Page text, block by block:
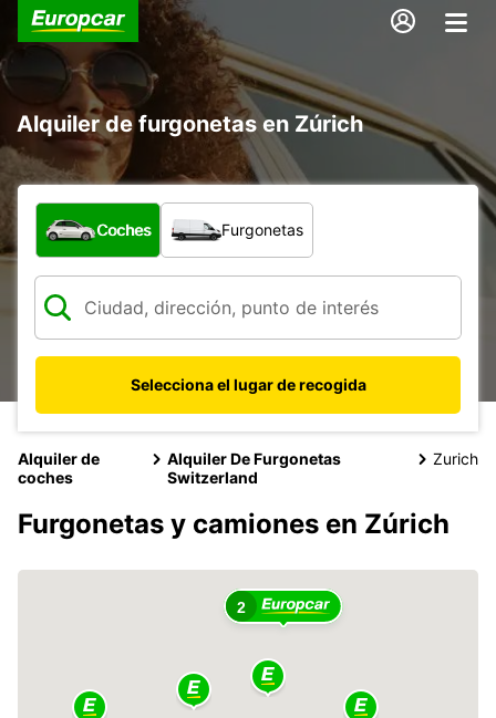
Alquiler de furgonetas en Zúrich
¿Qué tipo de vehículo?
Coches Furgonetas
Selecciona el lugar de recogida
Alquiler de
coches
Alquiler De Furgonetas
Switzerland
Zurich
Furgonetas y camiones en Zúrich
2